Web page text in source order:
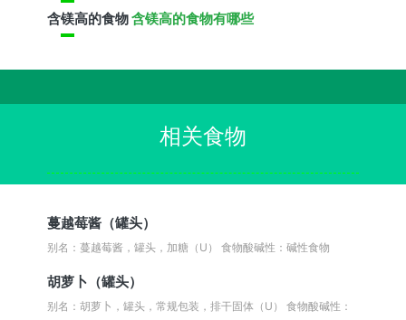
含镁高的食物含镁高的食物有哪些
相关食物
蔓越莓酱（罐头）
别名：蔓越莓酱，罐头，加糖（U）食物酸碱性：碱性食物
胡萝卜（罐头）
别名：胡萝卜，罐头，常规包装，排干固体（U）食物酸碱性：